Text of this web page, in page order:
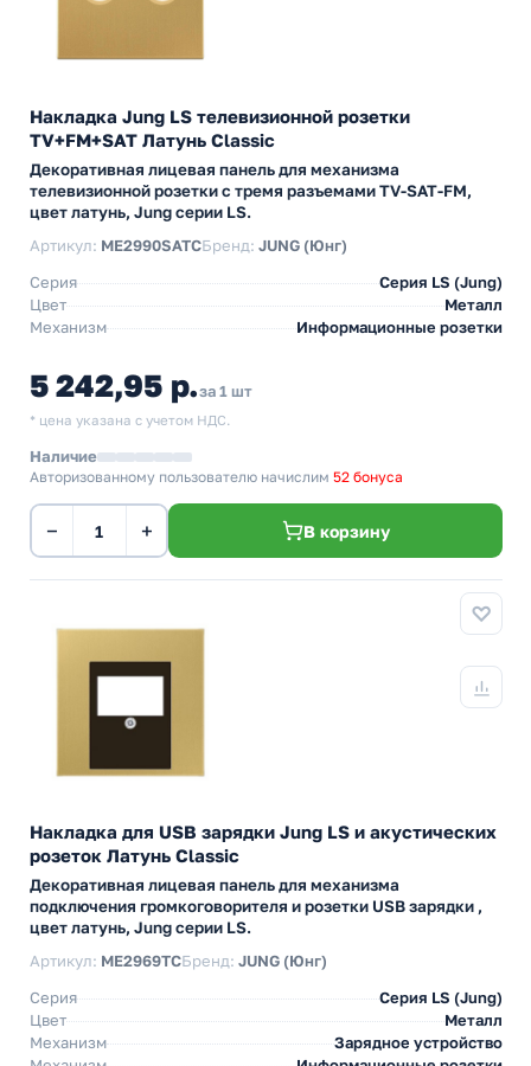
Накладка Jung LS телевизионной розетки
TV+FM+SAT Латунь Classic
Декоративная лицевая панель для механизма
телевизионной розетки с тремя разъемами TV-SAT-FM,
цвет латунь, Jung серии LS.
Артикул: ME2990SATCБренд: JUNG (Юнг)
Серия
Серия LS (Jung)
Цвет
Металл
Механизм
Информационные розетки
5 242,95 р.за 1 шт
* цена указана с учетом НДС.
Наличие
Авторизованному пользователю начислим 52 бонуса
− + В корзину
Накладка для USB зарядки Jung LS и акустических
розеток Латунь Classic
Декоративная лицевая панель для механизма
подключения громкоговорителя и розетки USB зарядки ,
цвет латунь, Jung серии LS.
Артикул: ME2969TCБренд: JUNG (Юнг)
Серия
Серия LS (Jung)
Цвет
Металл
Механизм
Зарядное устройство